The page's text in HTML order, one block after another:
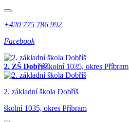
+420 775 786 992
Facebook
2. ZŠ Dobříšškolní 1035, okres Příbram
2. základníškola Dobříš
školní 1035, okres Příbram